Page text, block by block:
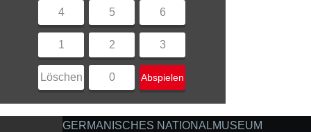
4 5 6
1 2 3
Löschen 0 Abspielen
GERMANISCHES NATIONALMUSEUM